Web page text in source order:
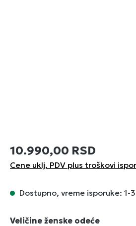
10.990,00 RSD
Cene uklj. PDV plus troškovi
Dostupno, vreme isporuke: 1-
Izaberi
Veličine ženske odeće